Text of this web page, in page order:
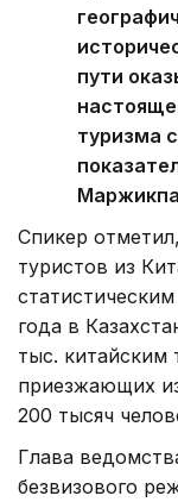
пути
туризма
Спикер
туристов из
года в
тыс. китайским
приезжающих
200 тысяч
Глава
безвизового